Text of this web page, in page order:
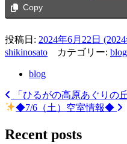
Copy
投稿日: 2024年6月22日
shikinosato
カテゴリー: blog
blog
投
稿
ナ
「ひるがの高原あぐりの
◆7/6（土）空室情報◆
Recent posts